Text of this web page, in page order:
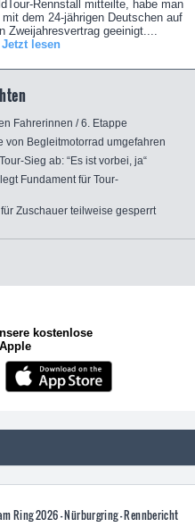
Rennstall mitteilte, habe man
dem 24-jährigen Deutschen auf
Zweijahresvertrag geeinigt....
Jetzt lesen
Fahrerinnen / 6. Etappe
Begleitmotorrad umgefahren
Sieg ab: “Es ist vorbei, ja“
Fundament für Tour-
Zuschauer teilweise gesperrt
kostenlose
Ring 2026 - Nürburgring - Rennbericht